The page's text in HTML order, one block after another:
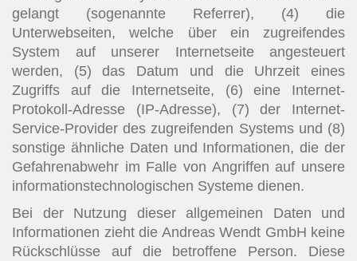
gelangt (sogenannte Referrer), (4) die
Unterwebseiten, welche über ein zugreifendes
System auf unserer Internetseite angesteuert
werden, (5) das Datum und die Uhrzeit eines
Zugriffs auf die Internetseite, (6) eine Internet-
Protokoll-Adresse (IP-Adresse), (7) der Internet-
Service-Provider des zugreifenden Systems und (8)
sonstige ähnliche Daten und Informationen, die der
Gefahrenabwehr im Falle von Angriffen auf unsere
informationstechnologischen Systeme dienen.
Bei der Nutzung dieser allgemeinen Daten und
Informationen zieht die Andreas Wendt GmbH keine
Rückschlüsse auf die betroffene Person. Diese